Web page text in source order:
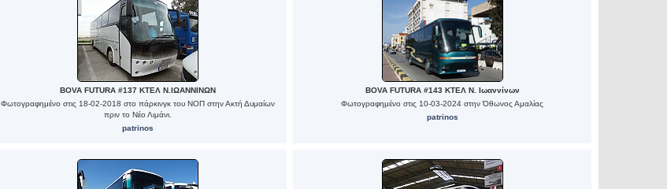
BOVA FUTURA #137 ΚΤΕΛ Ν.ΙΩΑΝΝΙΝΩΝ
Φωτογραφημένο στις 18-02-2018 στο πάρκινγκ του ΝΟΠ στην Ακτή Δυμαίων
πριν το Νέο Λιμάνι.
patrinos
BOVA FUTURA #143 ΚΤΕΛ Ν. Ιωαννίνων
Φωτογραφημένο στις 10-03-2024 στην Όθωνος Αμαλίας
patrinos